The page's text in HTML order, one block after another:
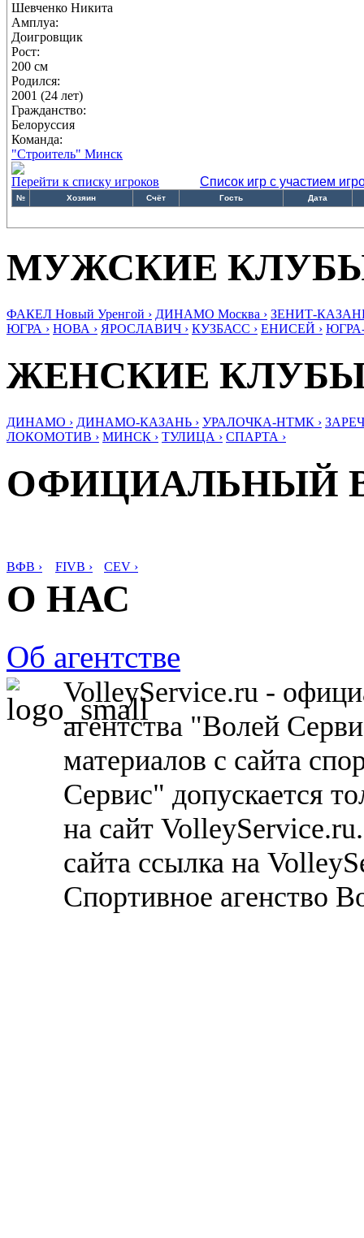
Шевченко Никита
Амплуа:
Доигровщик
Рост:
200 см
Родился:
2001 (24 лет)
Гражданство:
Белоруссия
Команда:
"Строитель" Минск
Перейти к списку игроков
Список игр с участием
№ Хозяин Счёт Гость Дата
МУЖСКИЕ
ФАКЕЛ Новый Уренгой › ДИНАМО Москва › ЗЕНИТ-
ЮГРА › НОВА › ЯРОСЛАВИЧ › КУЗБАСС › ЕНИСЕЙ ›
ЖЕНСКИЕ
ДИНАМО › ДИНАМО-КАЗАНЬ › УРАЛОЧКА-НТМК ›
ЛОКОМОТИВ › МИНСК › ТУЛИЦА › СПАРТА ›
ОФИЦИАЛЬНЫЙ
ВФВ › FIVB › CEV ›
О НАС
Об агентстве
VolleyService.ru -
агентства "Волей
материалов с сайта
Сервис" допускается
на сайт
сайта ссылка на
Спортивное агенство